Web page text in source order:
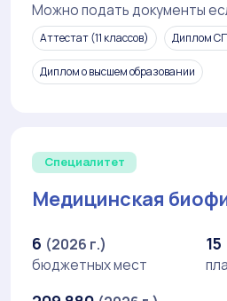
Можно подать документы
Аттестат (11 классов) Диплом
Диплом о высшем образовании
Специалитет
Медицинская
6 (2026 г.)
бюджетных мест
15